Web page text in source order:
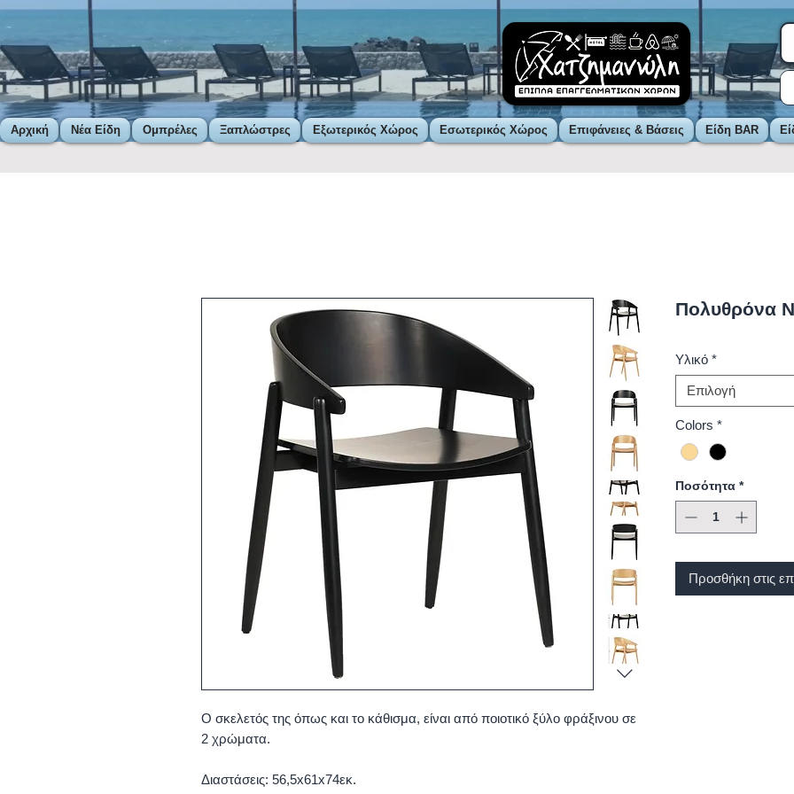
Αρχική Νέα Είδη Ομπρέλες Ξαπλώστρες Εξωτερικός Χώρος Εσωτερικός Χώρος Επιφάνειες & Βάσεις Είδη BAR
Ο σκελετός της όπως και το κάθισμα, είναι από ποιοτικό ξύλο φράξινου σε
2 χρώματα.
Διαστάσεις: 56,5x61x74εκ.
Πολυθρόνα
Υλικό *
Επιλογή
Colors *
Ποσότητα *
Προσθήκη στις